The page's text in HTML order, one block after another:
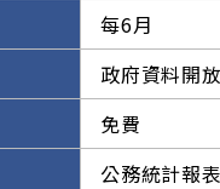
每6月
政府資料開
免費
公務統計報表